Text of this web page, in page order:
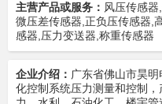
主营产品或服务： 风压传感
微压差传感器,正负压传感器,
感器,压力变送器,称重传感器
企业介绍： 广东省佛山市昊
化控制系统压力测量和控制